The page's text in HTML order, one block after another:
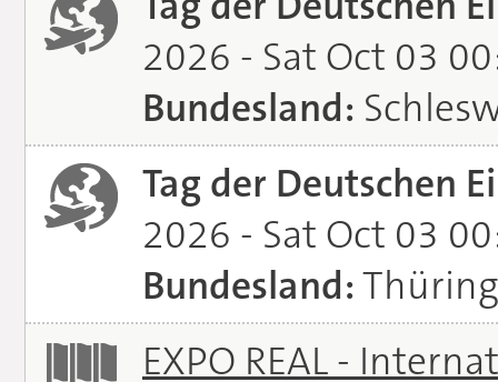
2026 - Sat Oct 03
Bundesland:
Tag der Deutschen
2026 - Sat Oct 03
Bundesland:
EXPO REAL -